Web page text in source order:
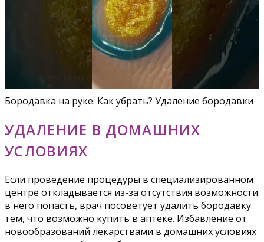
Бородавка на руке. Как убрать? Удаление бородавки
УДАЛЕНИЕ В ДОМАШНИХ
УСЛОВИЯХ
Если проведение процедуры в специализированном
центре откладывается из-за отсутствия возможности
в него попасть, врач посоветует удалить бородавку
тем, что возможно купить в аптеке. Избавление от
новообразований лекарствами в домашних условиях